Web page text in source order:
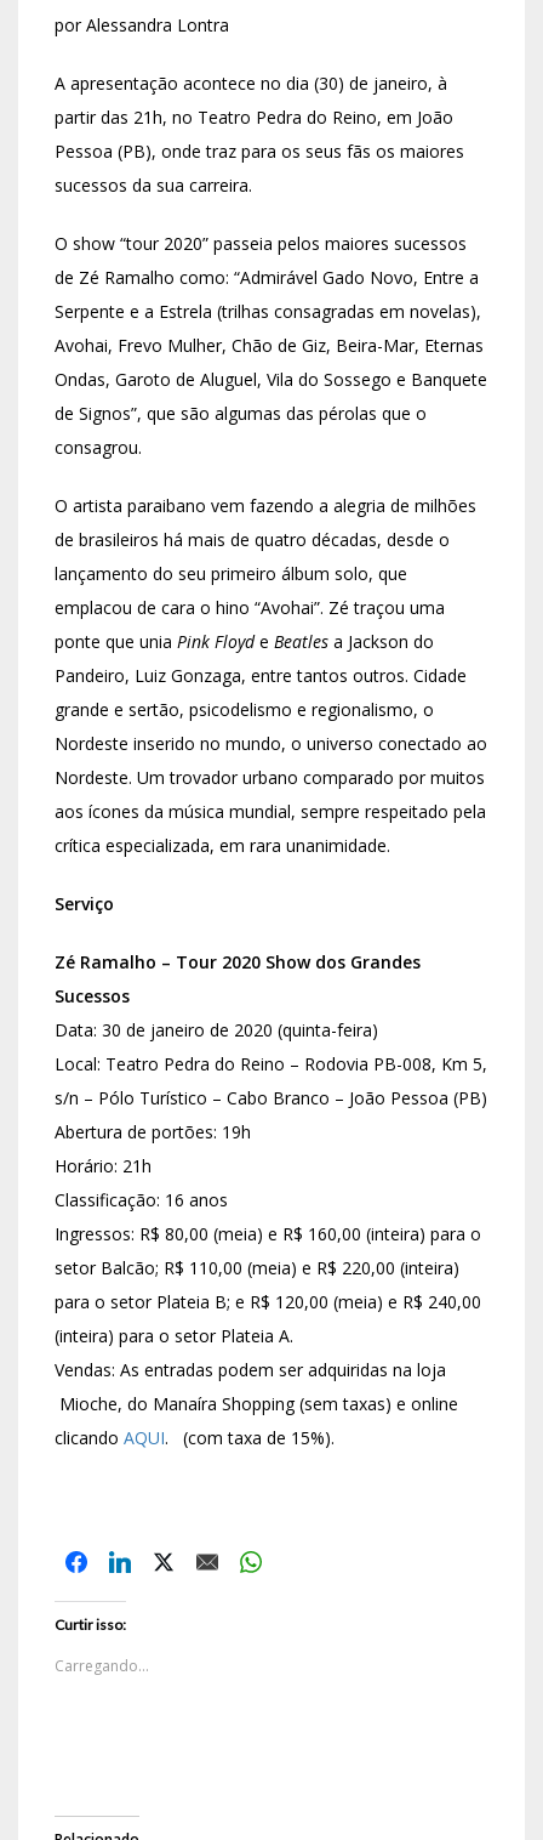
por Alessandra Lontra
A apresentação acontece no dia (30) de janeiro, à
partir das 21h, no Teatro Pedra do Reino, em João
Pessoa (PB), onde traz para os seus fãs os maiores
sucessos da sua carreira.
O show “tour 2020” passeia pelos maiores sucessos
de Zé Ramalho como: “Admirável Gado Novo, Entre a
Serpente e a Estrela (trilhas consagradas em novelas),
Avohai, Frevo Mulher, Chão de Giz, Beira-Mar, Eternas
Ondas, Garoto de Aluguel, Vila do Sossego e Banquete
de Signos”, que são algumas das pérolas que o
consagrou.
O artista paraibano vem fazendo a alegria de milhões
de brasileiros há mais de quatro décadas, desde o
lançamento do seu primeiro álbum solo, que
emplacou de cara o hino “Avohai”. Zé traçou uma
ponte que unia Pink Floyde Beatles a Jackson do
Pandeiro, Luiz Gonzaga, entre tantos outros. Cidade
grande e sertão, psicodelismo e regionalismo, o
Nordeste inserido no mundo, o universo conectado ao
Nordeste. Um trovador urbano comparado por muitos
aos ícones da música mundial, sempre respeitado pela
crítica especializada, em rara unanimidade.
Serviço
Zé Ramalho – Tour 2020 Show dos Grandes
Sucessos
Data: 30 de janeiro de 2020 (quinta-feira)
Local: Teatro Pedra do Reino – Rodovia PB-008, Km 5,
s/n – Pólo Turístico – Cabo Branco – João Pessoa (PB)
Abertura de portões: 19h
Horário: 21h
Classificação: 16 anos
Ingressos: R$ 80,00 (meia) e R$ 160,00 (inteira) para o
setor Balcão; R$ 110,00 (meia) e R$ 220,00 (inteira)
para o setor Plateia B; e R$ 120,00 (meia) e R$ 240,00
(inteira) para o setor Plateia A.
Vendas: As entradas podem ser adquiridas na loja
Mioche, do Manaíra Shopping (sem taxas) e online
clicando AQUI. (com taxa de 15%).
Curtir isso:
Carregando...